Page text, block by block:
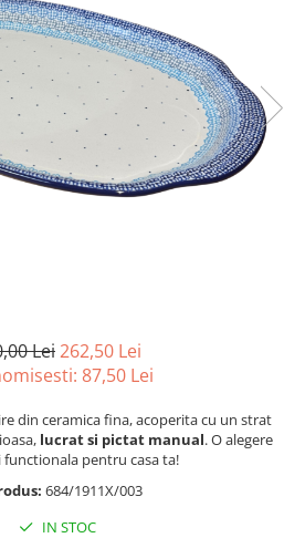
Lei262,50 Lei
87,50 Lei
din ceramica fina, acoperita cu un strat
lucrat si pictat manual. O alegere
functionala pentru casa ta!
684/1911X/003
IN STOC